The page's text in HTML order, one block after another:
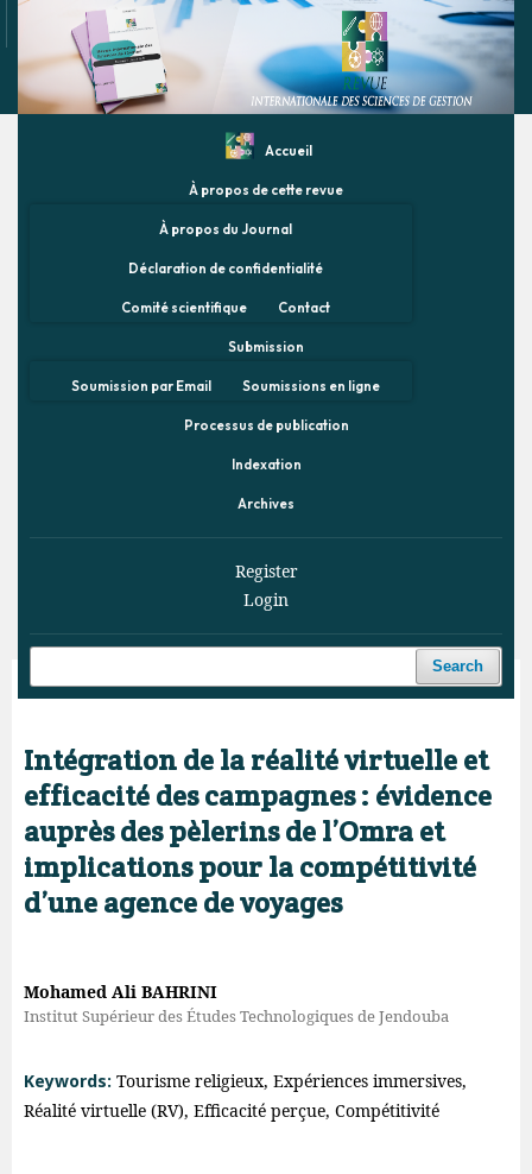
Accueil
À propos de cette revue
À propos du Journal
Déclaration de confidentialité
Comité scientifique Contact
Submission
Soumission par Email Soumissions en ligne
Processus de publication
Indexation
Archives
Register
Login
Search
Home / Archives / Vol. 8 No. 4 (2025) / Articles
Intégration de la réalité virtuelle et
efficacité des campagnes : évidence
auprès des pèlerins de l’Omra et
implications pour la compétitivité
d’une agence de voyages
Mohamed Ali BAHRINI
Institut Supérieur des Études Technologiques de Jendouba
Keywords: Tourisme religieux, Expériences immersives,
Réalité virtuelle (RV), Efficacité perçue, Compétitivité